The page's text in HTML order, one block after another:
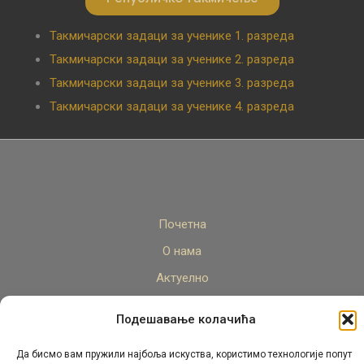
Подешавање колачића
Да бисмо вам пружили најбоља искуства, користимо технологије попут
Такмичарски задаци за ученике 1. разреда
Такмичарски задаци за ученике 2. разреда
Такмичарски задаци за ученике 3. разреда
Такмичарски задаци за ученике 4. разреда
Почетна
О нама
Актуелно
Архива